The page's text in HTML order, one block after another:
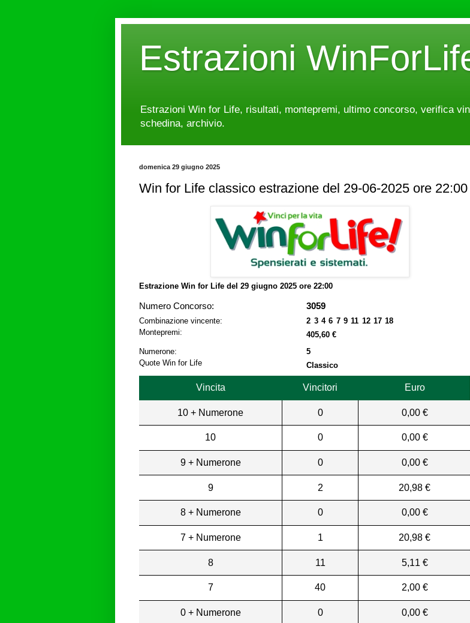
Estrazioni
Estrazioni Win for Life, risultati, montepremi, ultimo concorso, verifica
schedina, archivio.
domenica 29 giugno 2025
Win for Life classico estrazione del 29-06-2025 ore 22:00
Estrazione Win for Life del 29 giugno 2025 ore 22:00
Numero Concorso: 3059
Combinazione vincente:
2 3 4 6 7 9 11 12 17 18
Montepremi:
405,60 €
Numerone:
5
Quote Win for Life
Classico
Vincita Vincitori Euro
10 + Numerone 0 0,00 €
10 0 0,00 €
9 + Numerone 0 0,00 €
9 2 20,98 €
8 + Numerone 0 0,00 €
7 + Numerone 1 20,98 €
8 11 5,11 €
7 40 2,00 €
0 + Numerone 0 0,00 €